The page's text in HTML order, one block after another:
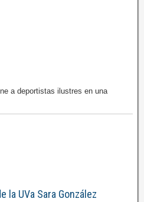
a deportistas ilustres en una
la UVa Sara González